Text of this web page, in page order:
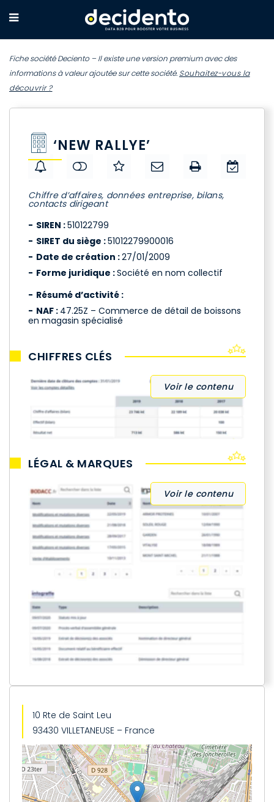
Fiche société Deciento – Il existe une version premium avec des
informations à valeur ajoutée sur cette société. Souhaitez-vous la
découvrir ?
‘NEW RALLYE’
Chiffre d’affaires, données entreprise, bilans,
contacts dirigeant
SIREN :510122799
SIRET du siège :51012279900016
Date de création :27/01/2009
Forme juridique :Société en nom collectif
Résumé d’activité :
NAF : 47.25Z – Commerce de détail de boissons
en magasin spécialisé
CHIFFRES CLÉS
Voir le contenu
LÉGAL & MARQUES
Voir le contenu
10 Rte de Saint Leu
93430 VILLETANEUSE – France